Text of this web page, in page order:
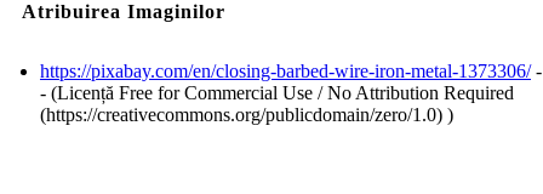
Atribuirea Imaginilor
https://pixabay.com/en/closing-barbed-wire-iron-metal-1373306/-
- (Licență Free for Commercial Use / No Attribution Required
(https://creativecommons.org/publicdomain/zero/1.0) )